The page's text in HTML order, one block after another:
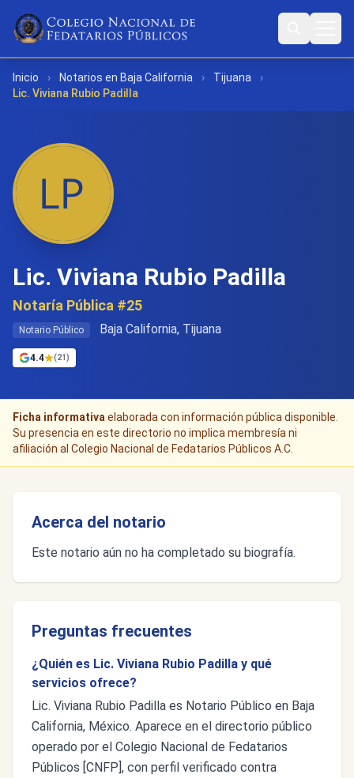
Inicio › Notarios en Baja California › Tijuana
›
Lic. Viviana Rubio Padilla
Lic. Viviana Rubio Padilla
Notaría Pública #25
Notario Público Baja California, Tijuana
4.4 (21)
Ficha informativa elaborada con información pública disponible.
Su presencia en este directorio no implica membresía ni
afiliación al Colegio Nacional de Fedatarios Públicos A.C.
Acerca del notario
Este notario aún no ha completado su biografía.
Preguntas frecuentes
¿Quién es Lic. Viviana Rubio Padilla y qué
servicios ofrece?
Lic. Viviana Rubio Padilla es Notario Público en Baja
California, México. Aparece en el directorio público
operado por el Colegio Nacional de Fedatarios
Públicos [CNFP], con perfil verificado contra